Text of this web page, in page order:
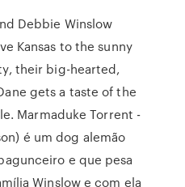
Debbie Winslow
Kansas to the sunny
their big-hearted,
gets a taste of the
Marmaduke Torrent -
é um dog alemão
e que pesa
Winslow e com ela